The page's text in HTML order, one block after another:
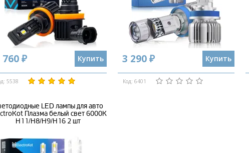
760 ₽ Купить
5538
3 290 ₽ Купить
Код: 6401
LED лампы для авто
Плазма белый свет 6000K
H11/H8/H9/H16 2 шт